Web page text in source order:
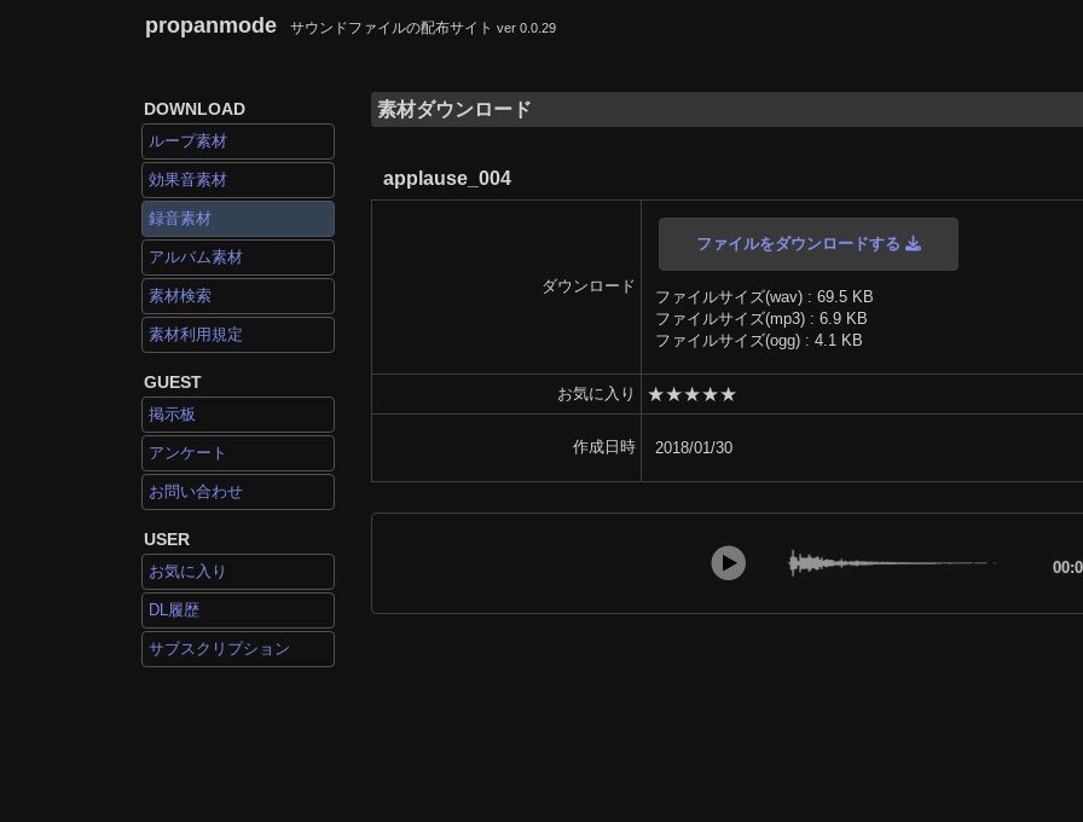
propanmode サウンドファイルの配布サイト ver 0.0.29
DOWNLOAD
ループ素材
効果音素材
録音素材
アルバム素材
素材検索
素材利用規定
GUEST
掲示板
アンケート
お問い合わせ
USER
お気に入り
DL履歴
サブスクリプション
素材ダウンロード
applause_004
ダウンロード
ファイルをダウンロードする
ファイルサイズ(wav) : 69.5 KB
ファイルサイズ(mp3) : 6.9 KB
ファイルサイズ(ogg) : 4.1 KB
お気に入り ★★★★★
作成日時 2018/01/30